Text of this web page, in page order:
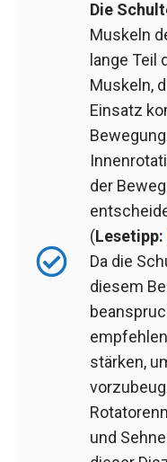
Die
Muskeln
lange
Muskeln,
Einsatz
der
(Lesetipp:
Da die
diesem
stärken,
und